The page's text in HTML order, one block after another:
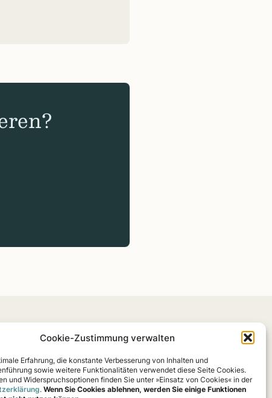
Cookie-Zustimmung verwalten
Erfahrung, die konstante Verbesserung von Inhalten und
sowie weitere Funktionalitäten verwendet diese Seite Cookies.
und Widerspruchsoptionen finden Sie unter »Einsatz von Cookies« in der
. Wenn Sie Cookies ablehnen, werden Sie einige Funktionen